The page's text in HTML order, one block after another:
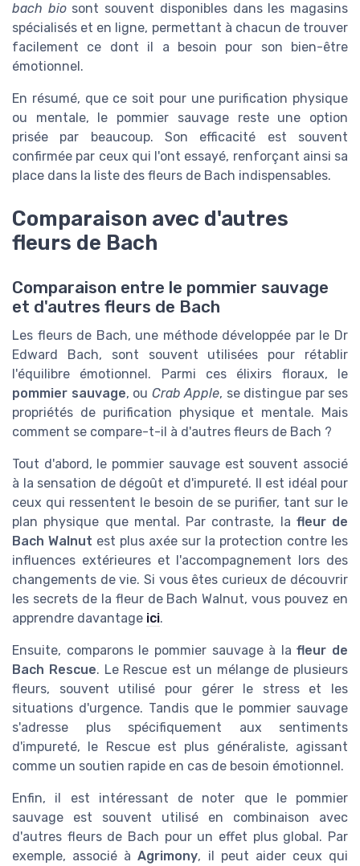
bach biosont souvent disponibles dans les magasins
spécialisés et en ligne, permettant à chacun de trouver
facilement ce dont il a besoin pour son bien-être
émotionnel.
En résumé, que ce soit pour une purification physique
ou mentale, le pommier sauvage reste une option
prisée par beaucoup. Son efficacité est souvent
confirmée par ceux qui l'ont essayé, renforçant ainsi sa
place dans la liste des fleurs de Bach indispensables.
Comparaison avec d'autres
fleurs de Bach
Comparaison entre le pommier sauvage
et d'autres fleurs de Bach
Les fleurs de Bach, une méthode développée par le Dr
Edward Bach, sont souvent utilisées pour rétablir
l'équilibre émotionnel. Parmi ces élixirs floraux, le
pommier sauvage, ou Crab Apple, se distingue par ses
propriétés de purification physique et mentale. Mais
comment se compare-t-il à d'autres fleurs de Bach ?
Tout d'abord, le pommier sauvage est souvent associé
à la sensation de dégoût et d'impureté. Il est idéal pour
ceux qui ressentent le besoin de se purifier, tant sur le
plan physique que mental. Par contraste, la fleur de
Bach Walnut est plus axée sur la protection contre les
influences extérieures et l'accompagnement lors des
changements de vie. Si vous êtes curieux de découvrir
les secrets de la fleur de Bach Walnut, vous pouvez en
apprendre davantage ici.
Ensuite, comparons le pommier sauvage à lafleur de
Bach Rescue. Le Rescue est un mélange de plusieurs
fleurs, souvent utilisé pour gérer le stress et les
situations d'urgence. Tandis que le pommier sauvage
s'adresse plus spécifiquement aux sentiments
d'impureté, le Rescue est plus généraliste, agissant
comme un soutien rapide en cas de besoin émotionnel.
Enfin, il est intéressant de noter que le pommier
sauvage est souvent utilisé en combinaison avec
d'autres fleurs de Bach pour un effet plus global. Par
exemple, associé àAgrimony, il peut aider ceux qui